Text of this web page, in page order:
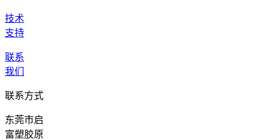
技术
支持
联系
我们
联系方式
东莞市启
富塑胶原